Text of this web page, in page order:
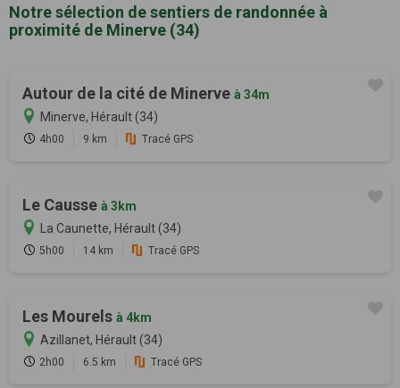
Notre sélection de sentiers de randonnée à
proximité de Minerve (34)
Autour de la cité de Minerve à 34m
Minerve, Hérault (34)
4h00 9 km Tracé GPS
Le Causse à 3km
La Caunette, Hérault (34)
5h00 14 km Tracé GPS
Les Mourels à 4km
Azillanet, Hérault (34)
2h00 6.5 km Tracé GPS